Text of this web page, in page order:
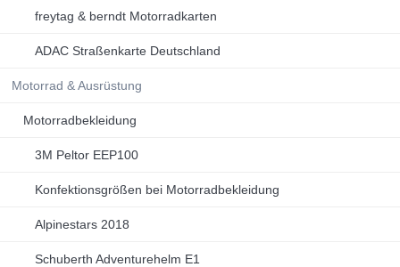
freytag & berndt Motorradkarten
ADAC Straßenkarte Deutschland
Motorrad & Ausrüstung
Motorradbekleidung
3M Peltor EEP100
Konfektionsgrößen bei Motorradbekleidung
Alpinestars 2018
Schuberth Adventurehelm E1